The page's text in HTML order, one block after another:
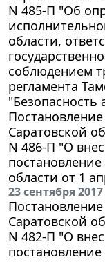
N 485-П "Об
области,
соблюдением
регламента
Саратовской
N 486-П "О
области от 1
23 сентября 2017
Саратовской
N 482-П "О